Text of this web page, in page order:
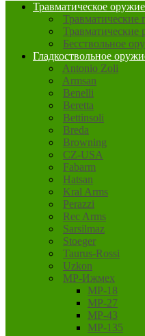
Травматическое оружие
Травматические
Травматические
Бесствольное
Гладкоствольное
Antonio Zoli
Armsan
Benelli
Beretta
Bettinsoli
Breda
Browning
CZ-USA
Fabarm
Hatsan
Kral Arms
Perazzi
Rec Arms
Sarsilmaz
Stoeger
Taurus-Rossi
Uzkon
MP-Ижмех
MP-18
MP-27
MP-43
MP-135